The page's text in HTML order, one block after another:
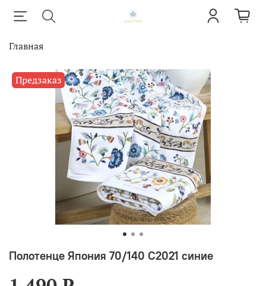
Главная
Предзаказ
Полотенце Япония 70/140 С2021 синие